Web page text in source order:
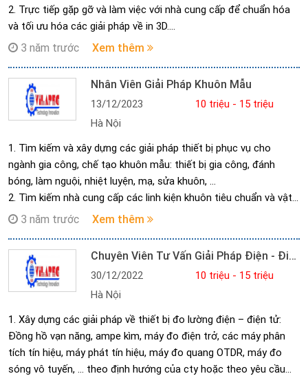
2. Trực tiếp gặp gỡ và làm việc với nhà cung cấp để chuẩn hóa
và tối ưu hóa các giải pháp về in 3D.
3. Triển khai lắp đặt và chuyển giao công nghệ các thiết bị in 3D.
scan 3D, thiết kế ngược, …
5. Liên tục cập nhật các công nghệ mới, tiên tiến về in 3D, các
ứng dụng của in 3D và các công nghệ bổ trợ khác.
6. Khảo sát nhu cầu khách hàng, xây dựng và tư vấn cấu hình
dụng cụ/thiết bị phù hợp, cách sử dụng hiệu quả.
3 năm trước Xem thêm
Nhân Viên Giải Pháp Khuôn Mẫu
13/12/2023
10 triệu - 15 triệu
Hà Nội
1. Tìm kiếm và xây dựng các giải pháp thiết bị phục vụ cho
ngành gia công, chế tạo khuôn mẫu: thiết bị gia công, đánh
bóng, làm nguội, nhiệt luyện, mạ, sửa khuôn, …
2. Tìm kiếm nhà cung cấp các linh kiện khuôn tiêu chuẩn và vật
tư phục vụ gia công, chế tạo khuôn mẫu.
4. Tham gia theo dõi, giám sát và đánh giá về thiết bị, sản phẩm
khi được yêu cầu.
5. Liên tục cập nhật các công nghệ mới, tiên tiến về gia công,
chế tạo khuôn mẫu.
6. Khảo sát thực tế nhu cầu khách hàng, xây dựng và tư vấn về
công nghệ sản xuất và sửa chữa khuôn mẫu, lên phương án vật
tư cung cấp và tư vấn cách sử dụng hiệu quả, lựa chọn thiết bị,
công nghệ, vật tư thay thế theo nhu cầu.
3 năm trước Xem thêm
Chuyên Viên Tư Vấn Giải Pháp Điện - Điện Tử
30/12/2022
10 triệu - 15 triệu
Hà Nội
1. Xây dựng các giải pháp về thiết bị đo lường điện – điện tử:
Đồng hồ vạn năng, ampe kìm, máy đo điện trở, các máy phân
tích tín hiệu, máy phát tín hiệu, máy đo quang OTDR, máy đo
sóng vô tuyến, … theo định hướng của cty hoặc theo yêu cầu